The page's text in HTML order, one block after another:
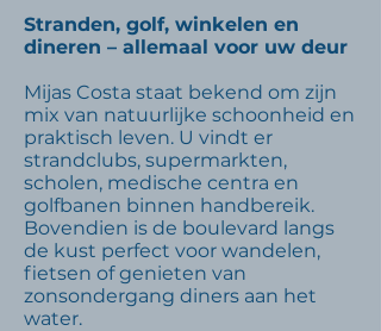
Stranden, golf, winkelen en
dineren – allemaal voor uw deur
Mijas Costa staat bekend om zijn
mix van natuurlijke schoonheid en
praktisch leven. U vindt er
strandclubs, supermarkten,
scholen, medische centra en
golfbanen binnen handbereik.
Bovendien is de boulevard langs
de kust perfect voor wandelen,
fietsen of genieten van
zonsondergang diners aan het
water.